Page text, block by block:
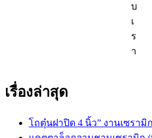
บ
เ
ร
า
เรื่องล่าสุด
โถตุ๋นฝาปิด 4 นิ้ว” งานเซรามิ